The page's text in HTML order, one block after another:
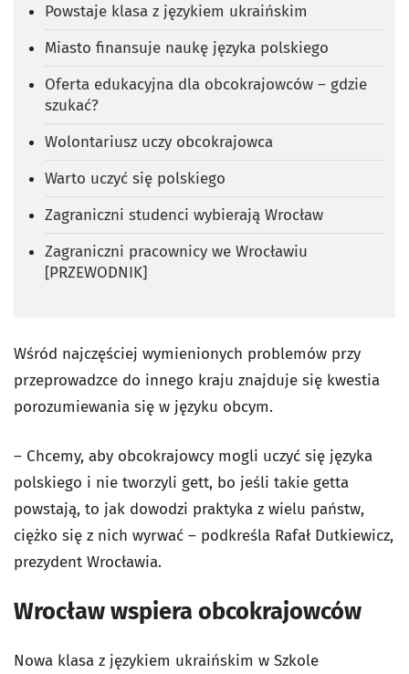
Powstaje klasa z językiem ukraińskim
Miasto finansuje naukę języka polskiego
Oferta edukacyjna dla obcokrajowców – gdzie
szukać?
Wolontariusz uczy obcokrajowca
Warto uczyć się polskiego
Zagraniczni studenci wybierają Wrocław
Zagraniczni pracownicy we Wrocławiu
[PRZEWODNIK]
Wśród najczęściej wymienionych problemów przy
przeprowadzce do innego kraju znajduje się kwestia
porozumiewania się w języku obcym.
– Chcemy, aby obcokrajowcy mogli uczyć się języka
polskiego i nie tworzyli gett, bo jeśli takie getta
powstają, to jak dowodzi praktyka z wielu państw,
ciężko się z nich wyrwać – podkreśla Rafał Dutkiewicz,
prezydent Wrocławia.
Wrocław wspiera obcokrajowców
Nowa klasa z językiem ukraińskim w Szkole